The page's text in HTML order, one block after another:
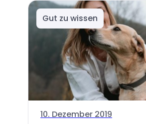
Gut zu wissen
10. Dezember 2019